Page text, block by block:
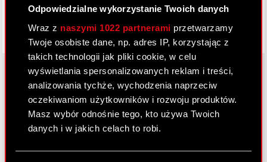
Odpowiedzialne wykorzystanie Twoich danych
Wraz z naszymi 1022 partnerami przetwarzamy
Twoje osobiste dane, np. adres IP, korzystając z
takich technologii jak pliki cookie, w celu
wyświetlania spersonalizowanych reklam i treści,
analizowania tychże, wychodzenia naprzeciw
oczekiwaniom użytkowników i rozwoju produktów.
Masz wybór odnośnie tego, kto używa Twoich
danych i w jakich celach to robi.
O CD PROJEKT
Grupa Kapitałowa
Nasz biznes